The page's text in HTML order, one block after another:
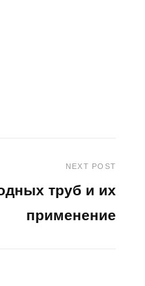
NEXT POST
труб и их
применение